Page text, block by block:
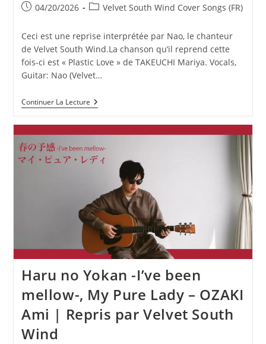
Publication
04/20/2026
PostVelvet South Wind Cover Songs (FR)
Ceci est une reprise interprétée par Nao, le chanteur
de Velvet South Wind.La chanson qu’il reprend cette
fois-ci est « Plastic Love » de TAKEUCHI Mariya. Vocals,
Guitar: Nao (Velvet…
Continuer La LecturePlastic
Love
|
Covered
Wind
Haru no Yokan -I’ve been
mellow-, My Pure Lady – OZAKI
Ami | Repris par Velvet South
Wind